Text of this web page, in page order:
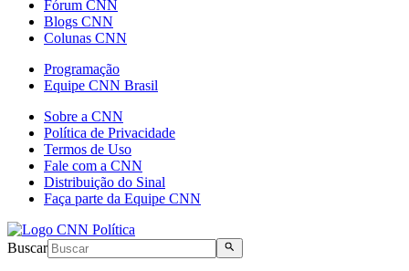
Fórum CNN
Blogs CNN
Colunas CNN
Programação
Equipe CNN Brasil
Sobre a CNN
Política de Privacidade
Termos de Uso
Fale com a CNN
Distribuição do Sinal
Faça parte da Equipe CNN
Buscar